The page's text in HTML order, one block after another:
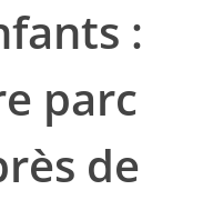
:
parc
de